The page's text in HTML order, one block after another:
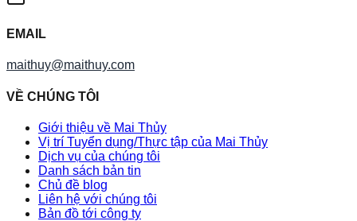
EMAIL
maithuy@maithuy.com
VỀ CHÚNG TÔI
Giới thiệu về Mai Thủy
Vị trí Tuyển dụng/Thực tập của Mai Thủy
Dịch vụ của chúng tôi
Danh sách bản tin
Chủ đề blog
Liên hệ với chúng tôi
Bản đồ tới công ty